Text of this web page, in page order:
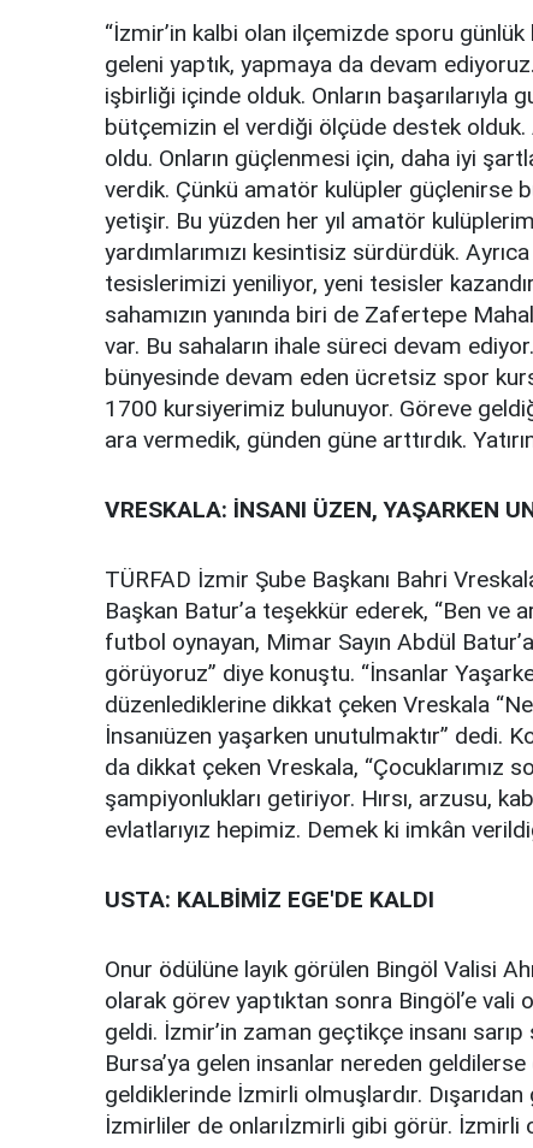
“İzmir’in kalbi olan ilçemizde sporu
geleni yaptık, yapmaya da devam
işbirliği içinde olduk. Onların başarılarıyla
bütçemizin el verdiği ölçüde destek
oldu. Onların güçlenmesi için, daha iyi
verdik. Çünkü amatör kulüpler güçlenirse
yetişir. Bu yüzden her yıl amatör
yardımlarımızı kesintisiz sürdürdük.
tesislerimizi yeniliyor, yeni tesisler
sahamızın yanında biri de Zafertepe
var. Bu sahaların ihale süreci devam
bünyesinde devam eden ücretsiz spor
1700 kursiyerimiz bulunuyor. Göreve
ara vermedik, günden güne arttırdık.
VRESKALA: İNSANI ÜZEN, YAŞARKEN
TÜRFAD İzmir Şube Başkanı Bahri
Başkan Batur’a teşekkür ederek, “Ben ve
futbol oynayan, Mimar Sayın Abdül
görüyoruz” diye konuştu. “İnsanlar
düzenlediklerine dikkat çeken Vreskala
İnsanıüzen yaşarken unutulmaktır” dedi.
da dikkat çeken Vreskala, “Çocuklarımız
şampiyonlukları getiriyor. Hırsı, arzusu,
evlatlarıyız hepimiz. Demek ki imkân
USTA: KALBİMİZ EGE'DE KALDI
Onur ödülüne layık görülen Bingöl Valisi
olarak görev yaptıktan sonra Bingöl’e vali
geldi. İzmir’in zaman geçtikçe insanı sarıp
Bursa’ya gelen insanlar nereden
geldiklerinde İzmirli olmuşlardır.
İzmirliler de onlarıİzmirli gibi görür. İzmirli